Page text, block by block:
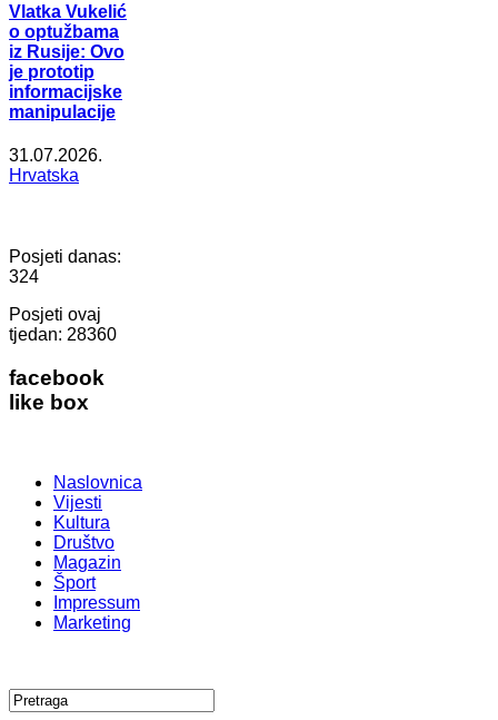
Vlatka Vukelić
o optužbama
iz Rusije: Ovo
je prototip
informacijske
manipulacije
31.07.2026.
Hrvatska
Posjeti danas:
324
Posjeti ovaj
tjedan: 28360
facebook
like box
Naslovnica
Vijesti
Kultura
Društvo
Magazin
Šport
Impressum
Marketing